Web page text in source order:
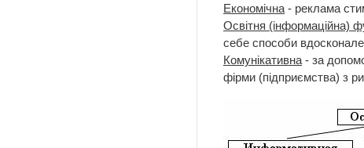
Економічна - реклама
Освітня (інформаційна)
себе способи
Комунікативна - за
фірми (підприємства) з